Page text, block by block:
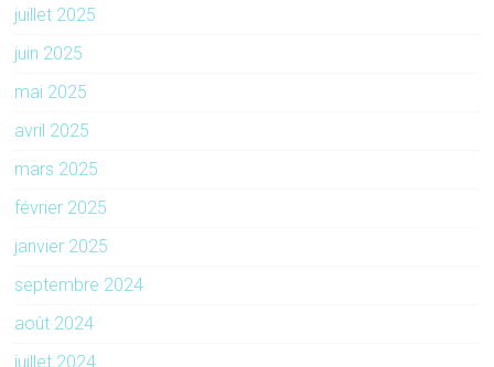
juillet 2025
juin 2025
mai 2025
avril 2025
mars 2025
février 2025
janvier 2025
septembre 2024
août 2024
juillet 2024